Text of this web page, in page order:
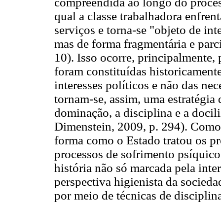
qual a classe trabalhadora
serviços e torna-se "objeto de
mas de forma fragmentária e
10). Isso ocorre,
foram constituídas
interesses políticos e não das
tornam-se, assim, uma
dominação, a disciplina e a
Dimenstein, 2009, p. 294).
forma como o Estado tratou os
processos de sofrimento
história não só marcada pela
perspectiva higienista da
por meio de técnicas de